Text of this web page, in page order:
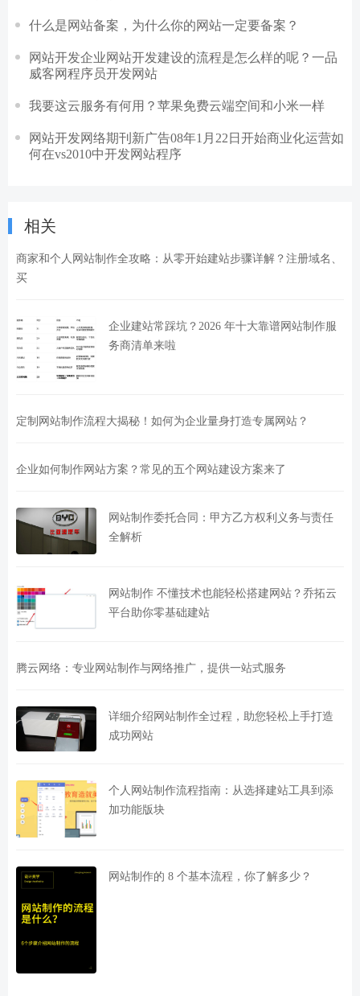
什么是网站备案，为什么你的网站一定要备案？
网站开发企业网站开发建设的流程是怎么样的呢？一品
威客网程序员开发网站
我要这云服务有何用？苹果免费云端空间和小米一样
网站开发网络期刊新广告08年1月22日开始商业化运营如
何在vs2010中开发网站程序
相关
商家和个人网站制作全攻略：从零开始建站步骤详解？注册域名、
买
企业建站常踩坑？2026 年十大靠谱网站制作服
务商清单来啦
定制网站制作流程大揭秘！如何为企业量身打造专属网站？
企业如何制作网站方案？常见的五个网站建设方案来了
网站制作委托合同：甲方乙方权利义务与责任
全解析
网站制作 不懂技术也能轻松搭建网站？乔拓云
平台助你零基础建站
腾云网络：专业网站制作与网络推广，提供一站式服务
详细介绍网站制作全过程，助您轻松上手打造
成功网站
个人网站制作流程指南：从选择建站工具到添
加功能版块
网站制作的 8 个基本流程，你了解多少？